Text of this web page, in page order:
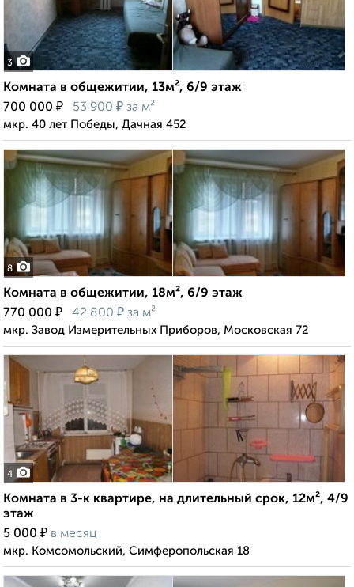
3
Комната в общежитии, 13м², 6/9 этаж
700 000 ₽ 53 900 ₽ за м²
мкр. 40 лет Победы, Дачная 452
8
Комната в общежитии, 18м², 6/9 этаж
770 000 ₽ 42 800 ₽ за м²
мкр. Завод Измерительных Приборов, Московская 72
4
Комната в 3-к квартире, на длительный срок, 12м², 4/9
этаж
5 000 ₽ в месяц
мкр. Комсомольский, Симферопольская 18